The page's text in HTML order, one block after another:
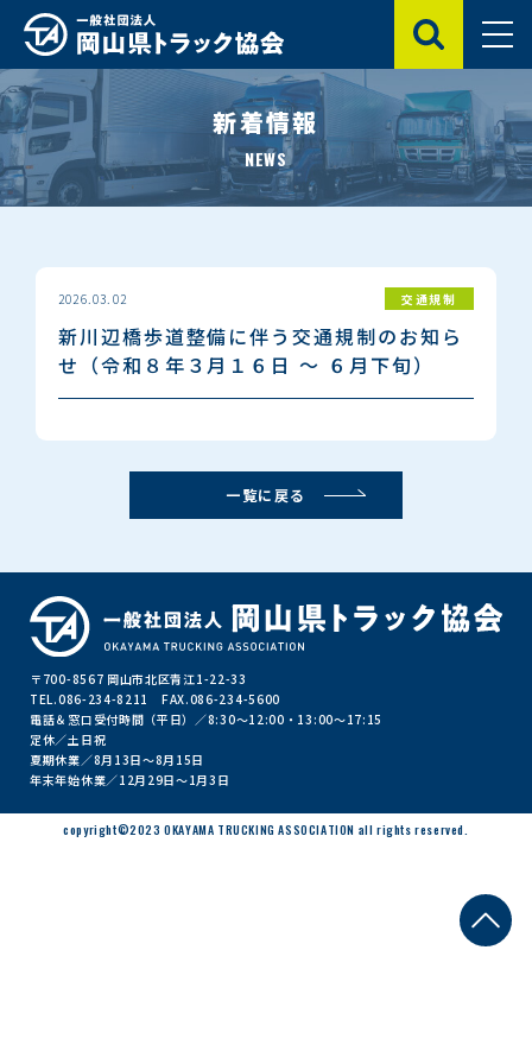
岡山県トラック協会の概要
自動車運転練習場
トラック業界の魅力・求人情報
会員のみなさまへ
協会の取り組み
お問い合わせ
公式Xアカウント
新着情報
NEWS
2026.03.02 交通規制
新川辺橋歩道整備に伴う交通規制のお知ら
せ（令和８年３月１６日 ～ ６月下旬）
一覧に戻る
〒700-8567 岡山市北区青江1-22-33
TEL.086-234-8211 FAX.086-234-5600
電話＆窓口受付時間（平日）／8:30～12:00・13:00～17:15
定休／土日祝
夏期休業／8月13日～8月15日
年末年始休業／12月29日～1月3日
copyright©2023 OKAYAMA TRUCKING ASSOCIATION all rights reserved.